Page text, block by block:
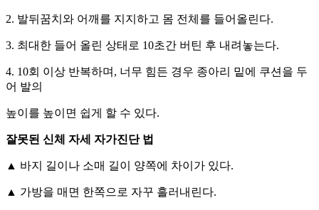
2. 발뒤꿈치와 어깨를 지지하고 몸 전체를 들어올린다.
3. 최대한 들어 올린 상태로 10초간 버틴 후 내려놓는다.
4. 10회 이상 반복하며, 너무 힘든 경우 종아리 밑에 쿠션을 두
어 발의
높이를 높이면 쉽게 할 수 있다.
잘못된 신체 자세 자가진단 법
▲ 바지 길이나 소매 길이 양쪽에 차이가 있다.
▲ 가방을 매면 한쪽으로 자꾸 흘러내린다.